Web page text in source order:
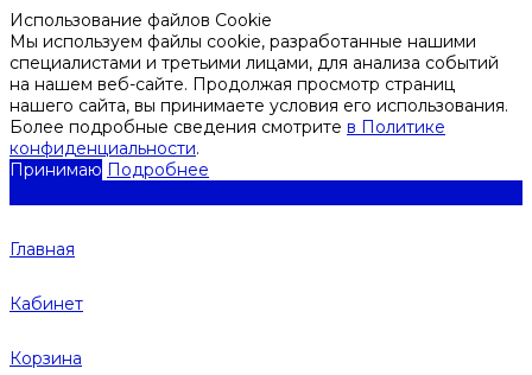
Использование файлов Cookie
Мы используем файлы cookie, разработанные нашими
специалистами и третьими лицами, для анализа событий
на нашем веб-сайте. Продолжая просмотр страниц
нашего сайта, вы принимаете условия его использования.
Более подробные сведения смотрите в Политике
конфиденциальности.
Принимаю Подробнее
Главная
Кабинет
Корзина